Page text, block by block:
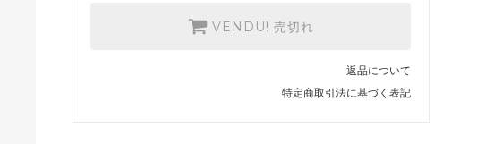
VENDU! 売切れ
返品について
特定商取引法に基づく表記